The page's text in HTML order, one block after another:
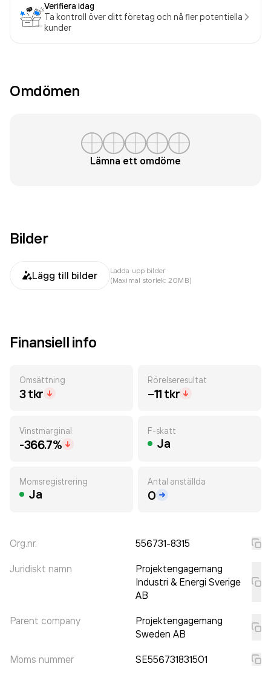
Verifiera idag
Ta kontroll över ditt företag och nå fler potentiella
kunder
Omdömen
Lämna ett omdöme
Bilder
Lägg till bilder
Ladda upp bilder
(Maximal storlek: 20MB)
Finansiell info
Omsättning
3 tkr
Rörelseresultat
−11 tkr
Vinstmarginal
-366.7%
F-skatt
Ja
Momsregistrering
Ja
Antal anställda
0
Org.nr. 556731-8315
Juridiskt namn
Projektengagemang
Industri & Energi Sverige
AB
Parent company
Projektengagemang
Sweden AB
Moms nummer SE556731831501